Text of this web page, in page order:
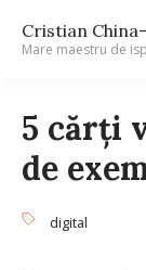
Cristian
Mare maestru de
5 cărți
de
digital